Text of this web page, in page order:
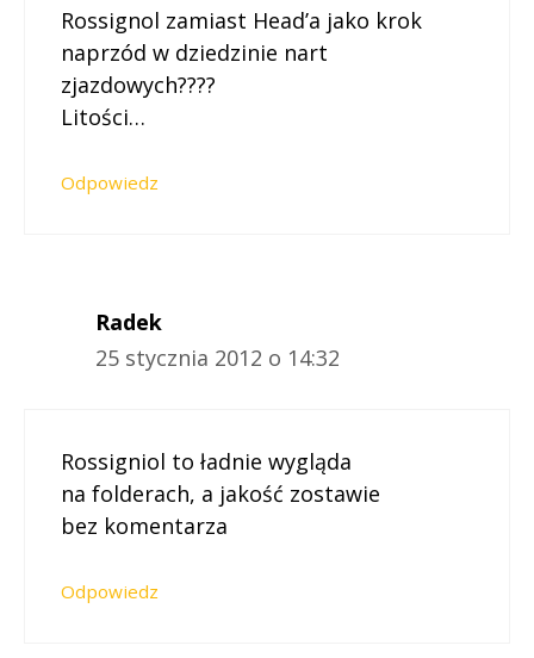
Rossignol zamiast Head’a jako krok
naprzód w dziedzinie nart
zjazdowych????
Litości…
Odpowiedz
Radek
25 stycznia 2012 o 14:32
Rossigniol to ładnie wygląda
na folderach, a jakość zostawie
bez komentarza
Odpowiedz